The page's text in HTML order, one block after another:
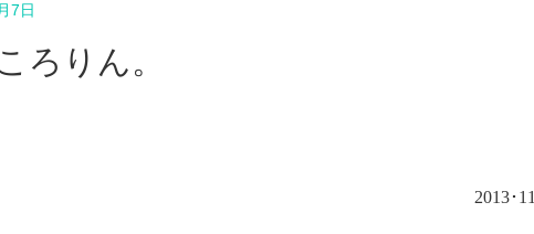
7日
ろりん。
2013･ 11